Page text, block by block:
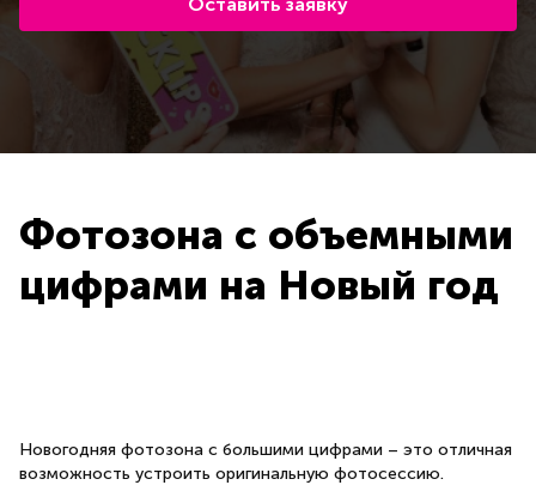
Фотозона с объемными
цифрами на Новый год
Новогодняя фотозона с большими цифрами – это отличная
возможность устроить оригинальную фотосессию.